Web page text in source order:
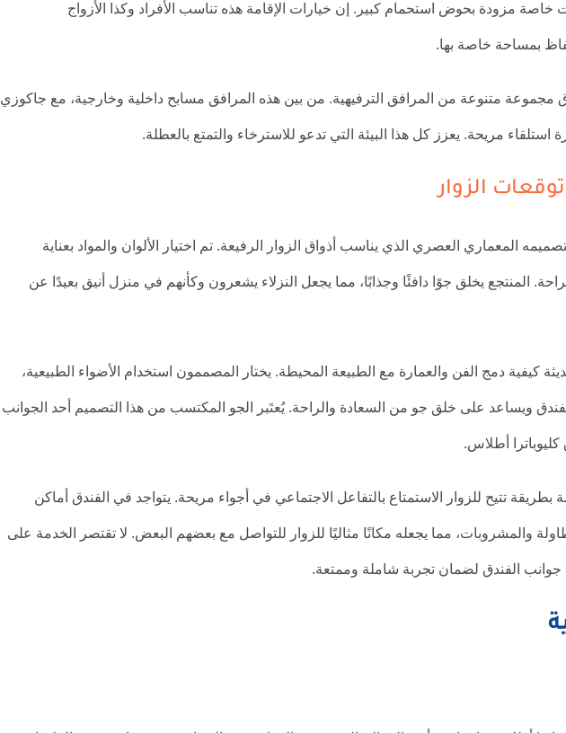
مزودة بحوض استحمام كبير. إن خيارات الإقامة هذه تناسب الأفراد وكذا الأزواج
بمساحة خاصة بها.
مجموعة متنوعة من المرافق الترفيهية. من بين هذه المرافق مسابح داخلية وخارجية، مع جاكوزي
مريحة. يعزز كل هذا البيئة التي تدعو للاسترخاء والتمتع بالعطلة.
الزوار
المعماري العصري الذي يناسب أذواق الزوار الرفيعة. تم اختيار الألوان والمواد بعناية
المنتجع يخلق جوًا دافئًا وجذابًا، مما يجعل النزلاء يشعرون وكأنهم في منزل أنيق بعيدًا عن
كيفية دمج الفن والعمارة مع الطبيعة المحيطة. يختار المصممون استخدام الأضواء الطبيعية،
ويساعد على خلق جو من السعادة والراحة. يُعتَبر الجو المكتسب من هذا التصميم أحد الجوانب
كليوباترا أطلاس.
تتيح للزوار الاستمتاع بالتفاعل الاجتماعي في أجواء مريحة. يتواجد في الفندق أماكن
والمشروبات، مما يجعله مكانًا مثاليًا للزوار للتواصل مع بعضهم البعض. لا تقتصر الخدمة على
جوانب الفندق لضمان تجربة شاملة وممتعة.